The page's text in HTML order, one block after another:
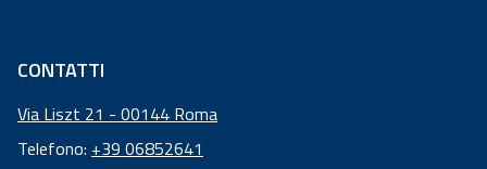
CONTATTI
Via Liszt 21 - 00144 Roma
Telefono: +39 06852641